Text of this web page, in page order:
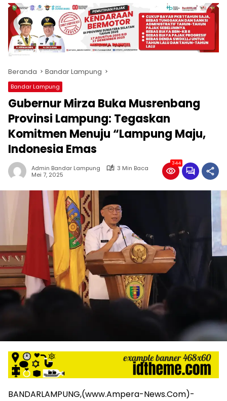
produk
antara
lain
mampu
menjadi
komunikasi
usaha
(beriklan),
fokus
pada
pemberitaan
nasional
maupun
bernuansa
lokal
dan
dinamis,
memiliki
kisaran
harga
iklan
yang
relatif
lebih
murah
dari
Koran
siber
lainnya,
desain
Koran
dan
media
Beranda Bandar Lampung
Bandar Lampung
Gubernur Mirza Buka Musrenbang
Provinsi Lampung: Tegaskan
Komitmen Menuju “Lampung Maju,
Indonesia Emas
Admin Bandar Lampung
3 Min Baca
Mei 7, 2025
344
BANDARLAMPUNG,(www.Ampera-News.Com)-